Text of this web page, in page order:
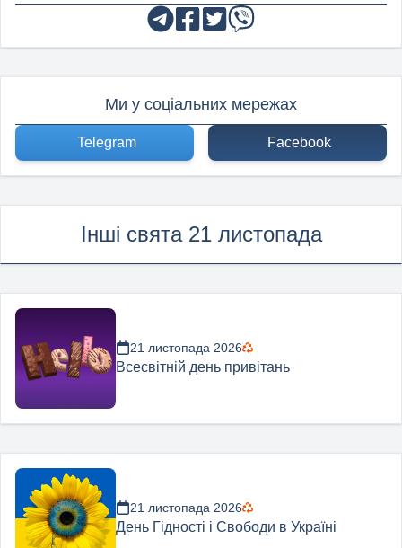
Ми у соціальних мережах
Telegram Facebook
Інші свята 21 листопада
21 листопада 2026
Всесвітній день привітань
21 листопада 2026
День Гідності і Свободи в Україні